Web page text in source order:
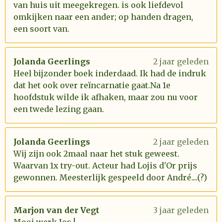
van huis uit meegekregen. is ook liefdevol
omkijken naar een ander; op handen dragen,
een soort van.
Jolanda Geerlings
2 jaar geleden
Heel bijzonder boek inderdaad. Ik had de indruk
dat het ook over reïncarnatie gaat.Na 1e
hoofdstuk wilde ik afhaken, maar zou nu voor
een twede lezing gaan.
Jolanda Geerlings
2 jaar geleden
Wij zijn ook 2maal naar het stuk geweest.
Waarvan 1x try-out. Acteur had Lojis d'Or prijs
gewonnen. Meesterlijk gespeeld door André....(?)
Marjon van der Vegt
3 jaar geleden